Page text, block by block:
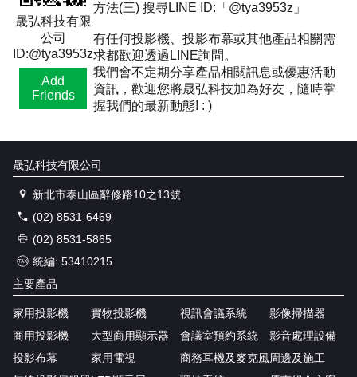
晟弘科技有限
公司
ID:@tya3953z
Add
Friends
方法(三) 搜尋LINE ID:「@tya3953z」
有任何投影機、投影布幕或其他產品相關需
求都歡迎透過LINE詢問。
我們會不定期分享產品相關訊息或優惠活動
資訊，歡迎您將晟弘科技加為好友，隨時掌
握我們的最新動態! : )
晟弘科技有限公司
新北市泰山區辭修路10之13號
(02) 8531-6469
(02) 8531-5865
統編: 53410215
主要產品
家用投影機
商用投影機
投影布幕
實物投影機
大型商用顯示器
家用電視
視訊會議系統
會議室預約系統
商務耳機及麥克風
影像掃描器
影音處理設備
周邊及施工